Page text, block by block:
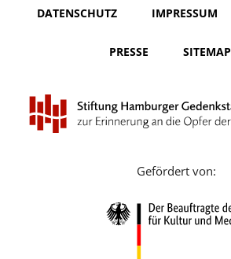
DATENSCHUTZ IMPRESSUM
PRESSE SITEMAP
Gefördert von: